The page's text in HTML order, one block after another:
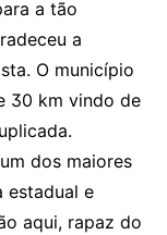
a tão
a
O município
30 km vindo de
dos maiores
estadual e
aqui, rapaz do